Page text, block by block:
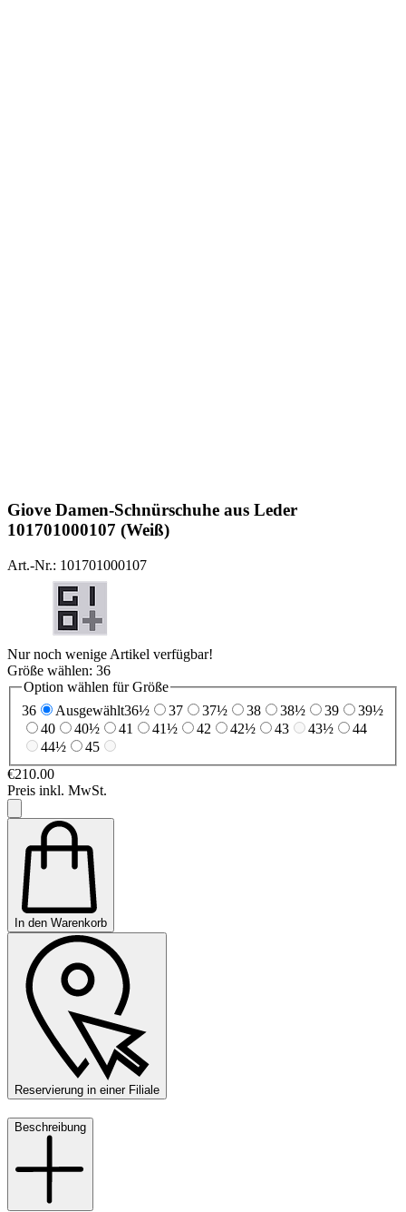
Giove Damen-Schnürschuhe aus Leder
101701000107 (Weiß)
Art.-Nr.: 101701000107
Nur noch wenige Artikel verfügbar!
Größe wählen: 36
Option wählen für Größe
36
Ausgewählt36½ 37 37½ 38 38½ 39
39½
40
40½ 41 41½ 42 42½ 43 43½
44
44½
45
€210.00
Preis inkl. MwSt.
In den Warenkorb
Reservierung in einer Filiale
Beschreibung